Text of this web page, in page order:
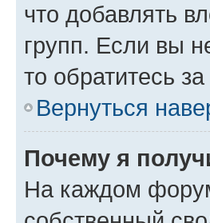
что добавлять
групп. Если вы
то обратитесь
Вернуться
Почему я
На каждом